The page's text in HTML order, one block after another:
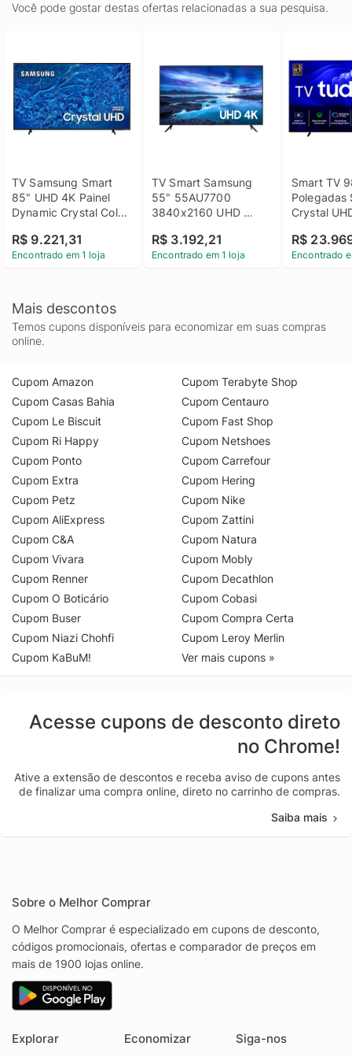
Você pode gostar destas ofertas relacionadas a sua pesquisa.
TV Samsung Smart
85" UHD 4K Painel
Dynamic Crystal Color
UN85CU8000GXZD
R$ 9.221,31
Encontrado em 1 loja
TV Smart Samsung
55" 55AU7700
3840x2160 UHD
Bluetooth
R$ 3.192,21
Encontrado em 1 loja
Smart TV
Polegadas
Crystal
98DU9000
R$
Encontrado
Mais descontos
Temos cupons disponíveis para economizar em suas compras
online.
Cupom Amazon
Cupom Casas Bahia
Cupom Le Biscuit
Cupom Ri Happy
Cupom Ponto
Cupom Extra
Cupom Petz
Cupom AliExpress
Cupom C&A
Cupom Vivara
Cupom Renner
Cupom O Boticário
Cupom Buser
Cupom Niazi Chohfi
Cupom KaBuM!
Cupom Terabyte Shop
Cupom Centauro
Cupom Fast Shop
Cupom Netshoes
Cupom Carrefour
Cupom Hering
Cupom Nike
Cupom Zattini
Cupom Natura
Cupom Mobly
Cupom Decathlon
Cupom Cobasi
Cupom Compra Certa
Cupom Leroy Merlin
Ver mais cupons »
Acesse cupons de desconto direto
no Chrome!
Ative a extensão de descontos e receba aviso de cupons antes
de finalizar uma compra online, direto no carrinho de compras.
Saiba mais
Sobre o Melhor Comprar
O Melhor Comprar é especializado em cupons de desconto,
códigos promocionais, ofertas e comparador de preços em
mais de 1900 lojas online.
Explorar Economizar Siga-nos